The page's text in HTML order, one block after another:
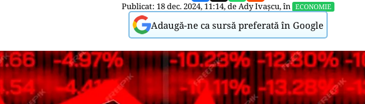
Publicat: 18 dec. 2024, 11:14, deAdy Ivașcu, în ECONOMIE
Adaugă-ne ca sursă preferată în Google